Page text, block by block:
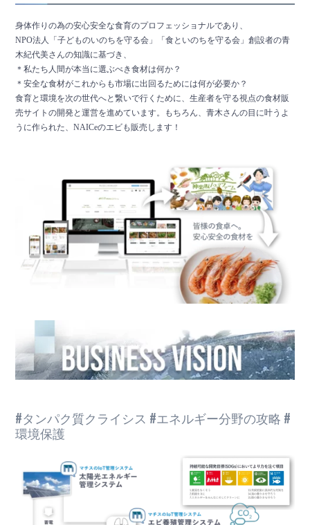
身体作りの為の安心安全な食育のプロフェッショナルであり、
NPO法人「子どものいのちを守る会」「食といのちを守る会」創設者の青
木紀代美さんの知識に基づき、
＊私たち人間が本当に選ぶべき食材は何か？
＊安全な食材がこれからも市場に出回るためには何が必要か？
食育と環境を次の世代へと繋いで行くために、生産者を守る視点の食材販
売サイトの開発と運営を進めています。もちろん、青木さんの目に叶うよ
うに作られた、NAICeのエビも販売します！
#タンパク質クライシス #エネルギー分野の攻略 #
環境保護